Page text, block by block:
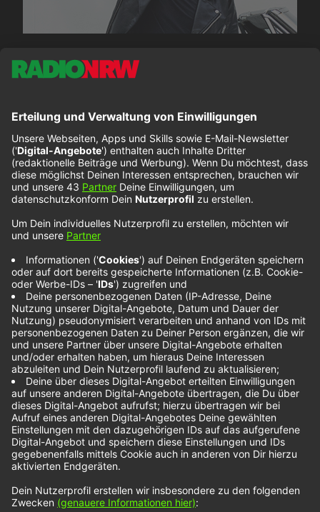
Bryan Adams im
NOXX Interview
Bryan Adamshat mit„Never Gonna Rain“wieder
eine neue Single auf den Markt gebracht
inzwischen dritte seit Dezember 2021. Unter
anderem darüber hat er mit Nina Tenhaef und
Kevin Zimmer im Interview gesprochen, das wir in
der Langfassung hier bei NOXX veröffentlichen.
Bryan Adams
dachte in der
Pandemie:
„Vielleicht wird es
nie wieder
Konzerte geben“